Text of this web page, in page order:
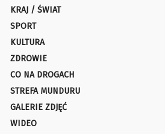
KRAJ / ŚWIAT
SPORT
KULTURA
ZDROWIE
CO NA DROGACH
STREFA MUNDURU
GALERIE ZDJĘĆ
WIDEO